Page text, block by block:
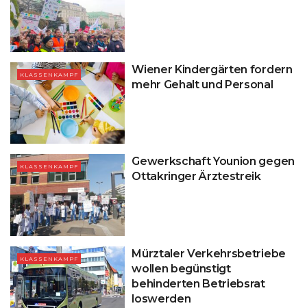
KLASSENKAMPF
Wiener Kindergärten fordern
mehr Gehalt und Personal
KLASSENKAMPF
Gewerkschaft Younion gegen
Ottakringer Ärztestreik
KLASSENKAMPF
Mürztaler Verkehrsbetriebe
wollen begünstigt
behinderten Betriebsrat
loswerden